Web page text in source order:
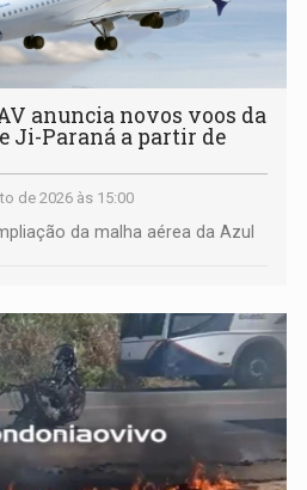
anuncia novos voos da
Ji-Paraná a partir de
de 2026 às 15:00
da malha aérea da Azul